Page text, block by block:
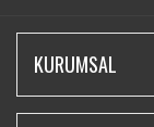
KURUMSAL